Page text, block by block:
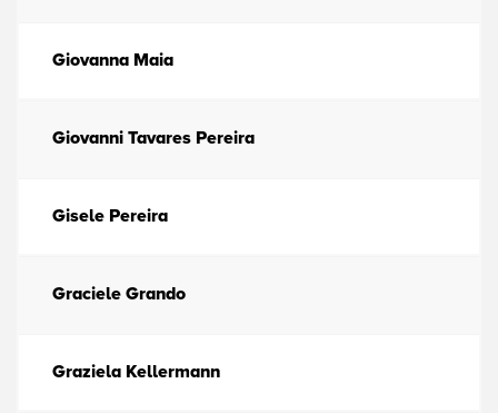
Giovanna Maia
Giovanni Tavares Pereira
Gisele Pereira
Graciele Grando
Graziela Kellermann